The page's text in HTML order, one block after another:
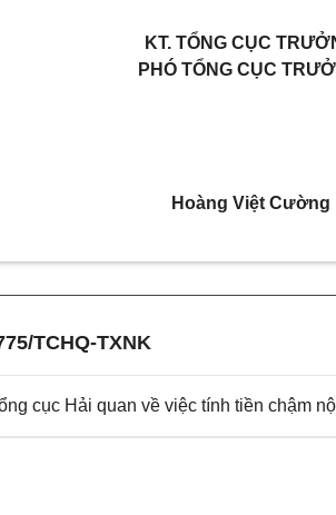
KT. TỔNG CỤC
PHÓ TỔNG CỤC
Hoàng Việt Cường
TCHQ-TXNK
cục Hải quan về việc tính tiền chậm